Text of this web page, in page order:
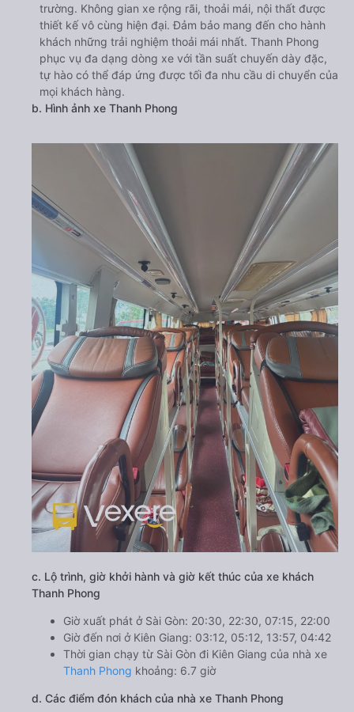
trường. Không gian xe rộng rãi, thoải mái, nội thất được
thiết kế vô cùng hiện đại. Đảm bảo mang đến cho hành
khách những trải nghiệm thoải mái nhất. Thanh Phong
phục vụ đa dạng dòng xe với tần suất chuyến dày đặc,
tự hào có thể đáp ứng được tối đa nhu cầu di chuyển của
mọi khách hàng.
b. Hình ảnh xe Thanh Phong
c. Lộ trình, giờ khởi hành và giờ kết thúc của xe khách
Thanh Phong
Giờ xuất phát ở Sài Gòn: 20:30, 22:30, 07:15, 22:00
Giờ đến nơi ở Kiên Giang: 03:12, 05:12, 13:57, 04:42
Thời gian chạy từ Sài Gòn đi Kiên Giang của nhà xe
Thanh Phong khoảng: 6.7 giờ
d. Các điểm đón khách của nhà xe Thanh Phong